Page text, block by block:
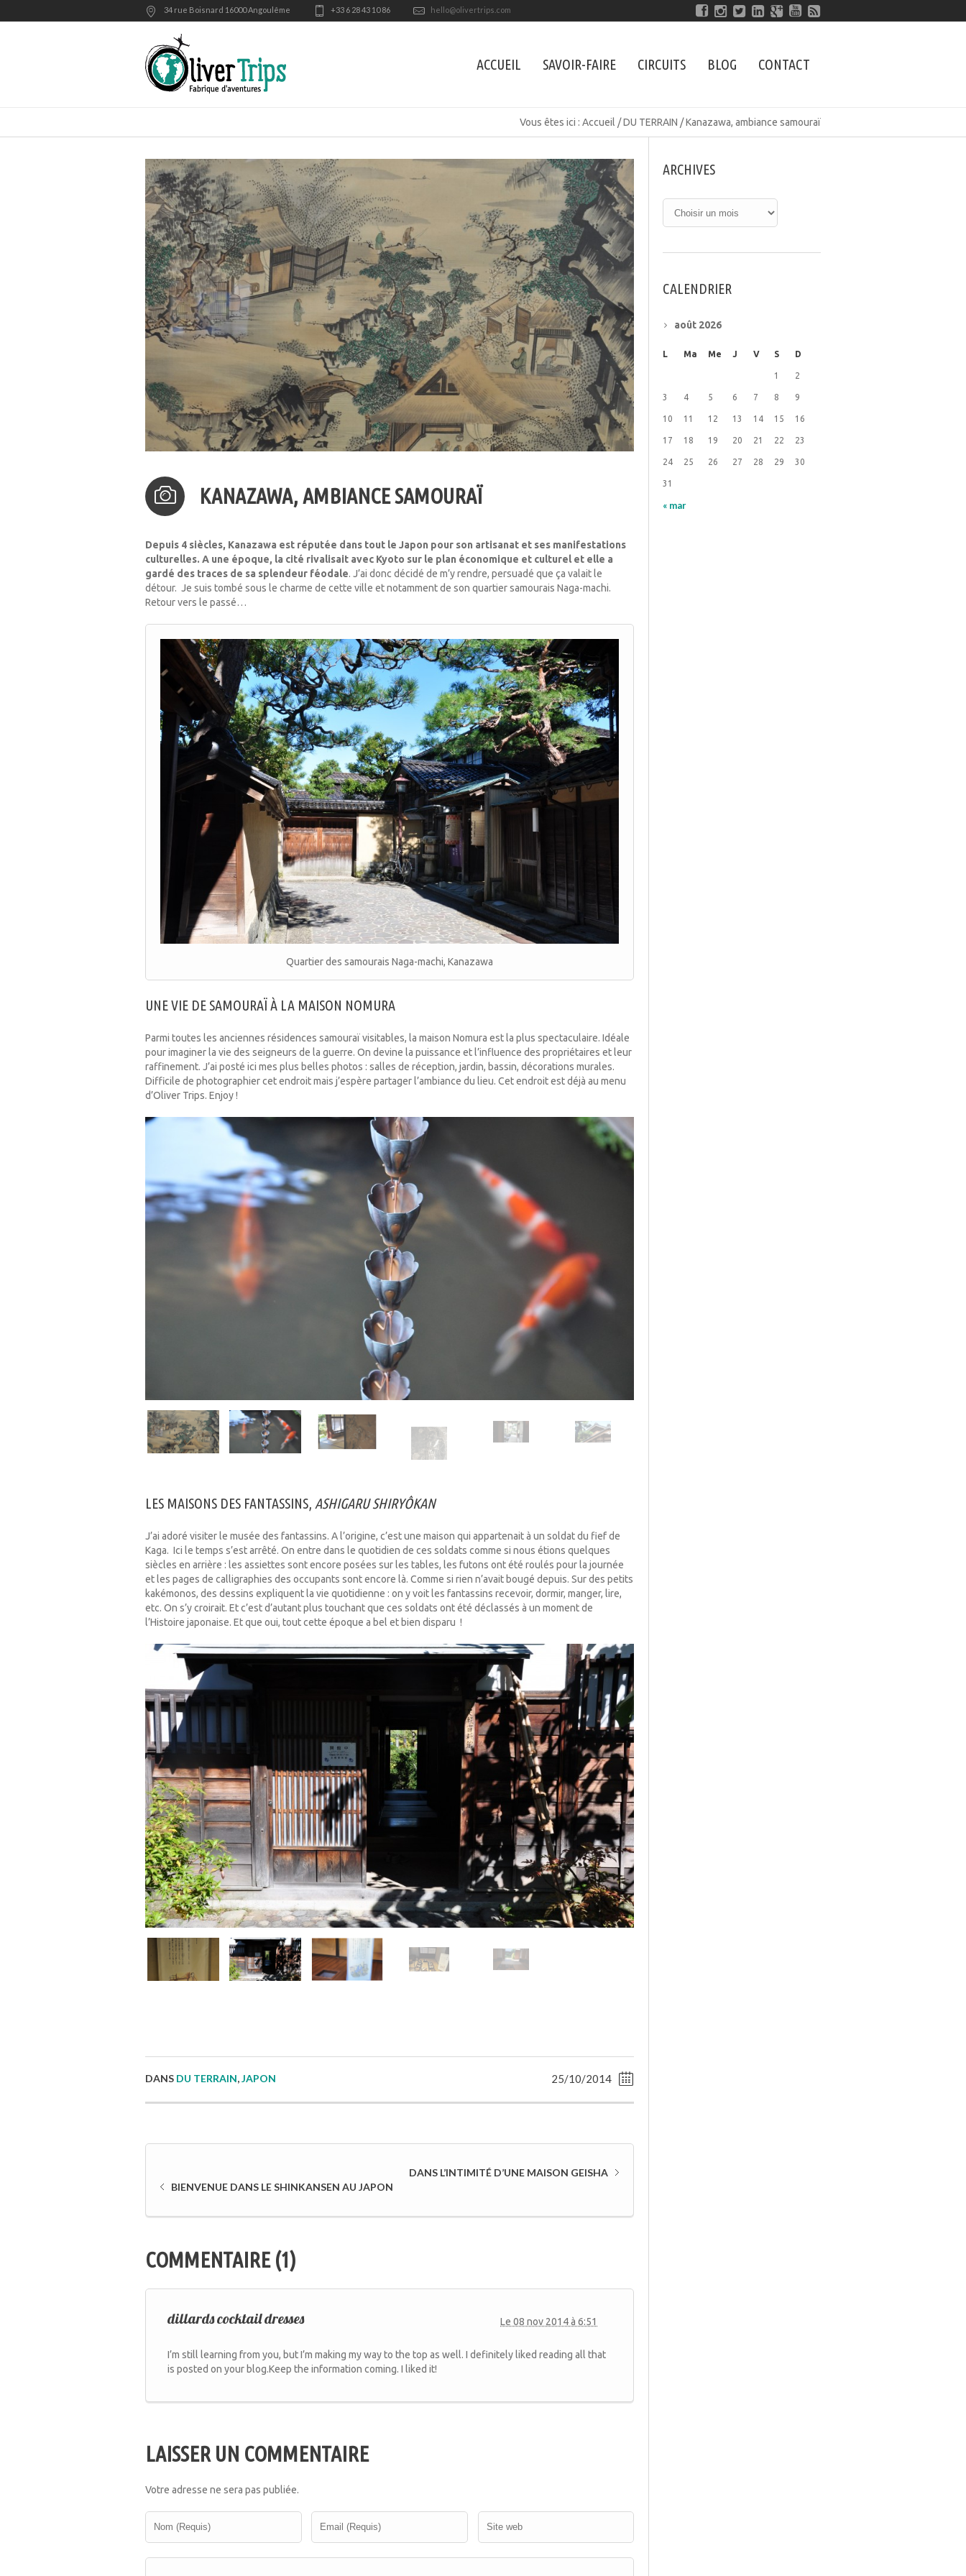
34 rue Boisnard 16000 Angoulême +33 6 28 43 10 86 hello@olivertrips.com
ACCUEIL SAVOIR-FAIRE CIRCUITS BLOG CONTACT
Vous êtes ici : Accueil /DU TERRAIN /Kanazawa, ambiance samouraï
KANAZAWA, AMBIANCE SAMOURAÏ
Depuis 4 siècles, Kanazawa est réputée dans tout le Japon pour son artisanat et ses manifestations
culturelles. A une époque, la cité rivalisait avec Kyoto sur le plan économique et culturel et elle a
gardé des traces de sa splendeur féodale. J’ai donc décidé de m’y rendre, persuadé que ça valait le
détour. Je suis tombé sous le charme de cette ville et notamment de son quartier samourais Naga-machi.
Retour vers le passé…
Quartier des samourais Naga-machi, Kanazawa
UNE VIE DE SAMOURAÏ À LA MAISON NOMURA
Parmi toutes les anciennes résidences samouraï visitables, la maison Nomura est la plus spectaculaire. Idéale
pour imaginer la vie des seigneurs de la guerre. On devine la puissance et l’influence des propriétaires et leur
raffinement. J’ai posté ici mes plus belles photos : salles de réception, jardin, bassin, décorations murales.
Difficile de photographier cet endroit mais j’espère partager l’ambiance du lieu. Cet endroit est déjà au menu
d’Oliver Trips. Enjoy !
LES MAISONS DES FANTASSINS, ASHIGARU SHIRYÔKAN
J’ai adoré visiter le musée des fantassins. A l’origine, c’est une maison qui appartenait à un soldat du fief de
Kaga. Ici le temps s’est arrêté. On entre dans le quotidien de ces soldats comme si nous étions quelques
siècles en arrière : les assiettes sont encore posées sur les tables, les futons ont été roulés pour la journée
et les pages de calligraphies des occupants sont encore là. Comme si rien n’avait bougé depuis. Sur des petits
kakémonos, des dessins expliquent la vie quotidienne : on y voit les fantassins recevoir, dormir, manger, lire,
etc. On s’y croirait. Et c’est d’autant plus touchant que ces soldats ont été déclassés à un moment de
l’Histoire japonaise. Et que oui, tout cette époque a bel et bien disparu !
25/10/2014
DANS DU TERRAIN,JAPON
DANS L’INTIMITÉ D’UNE MAISON GEISHA
BIENVENUE DANS LE SHINKANSEN AU JAPON
COMMENTAIRE (1)
Le 08 nov 2014 à 6:51
dillards cocktail dresses
I’m still learning from you, but I’m making my way to the top as well. I definitely liked reading all that
is posted on your blog.Keep the information coming. I liked it!
LAISSER UN COMMENTAIRE
Votre adresse ne sera pas publiée.
ARCHIVES
CALENDRIER
août 2026
L Ma Me J V S D
« mar
1 2
3 4 5 6 7 8 9
10 11 12 13 14 15 16
17 18 19 20 21 22 23
24 25 26 27 28 29 30
31